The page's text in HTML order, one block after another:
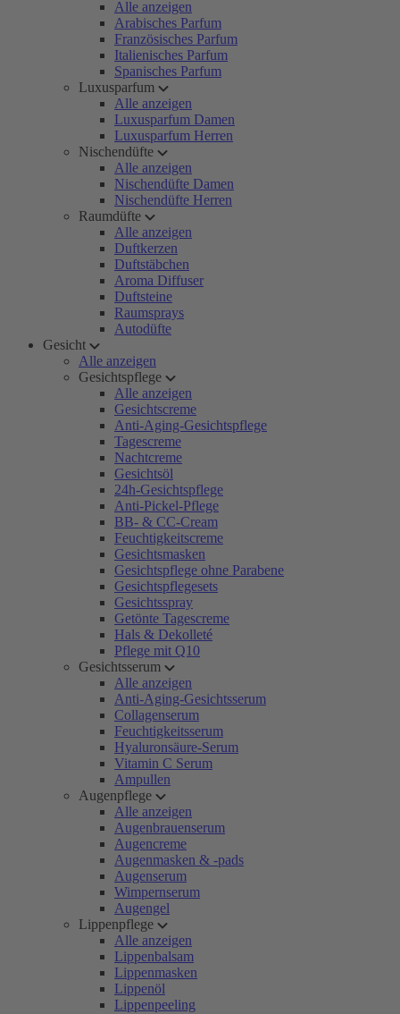
Alle anzeigen
Arabisches Parfum
Französisches Parfum
Italienisches Parfum
Spanisches Parfum
Luxusparfum
Alle anzeigen
Luxusparfum Damen
Luxusparfum Herren
Nischendüfte
Alle anzeigen
Nischendüfte Damen
Nischendüfte Herren
Raumdüfte
Alle anzeigen
Duftkerzen
Duftstäbchen
Aroma Diffuser
Duftsteine
Raumsprays
Autodüfte
Gesicht
Alle anzeigen
Gesichtspflege
Alle anzeigen
Gesichtscreme
Anti-Aging-Gesichtspflege
Tagescreme
Nachtcreme
Gesichtsöl
24h-Gesichtspflege
Anti-Pickel-Pflege
BB- & CC-Cream
Feuchtigkeitscreme
Gesichtsmasken
Gesichtspflege ohne Parabene
Gesichtspflegesets
Gesichtsspray
Getönte Tagescreme
Hals & Dekolleté
Pflege mit Q10
Gesichtsserum
Alle anzeigen
Anti-Aging-Gesichtsserum
Collagenserum
Feuchtigkeitsserum
Hyaluronsäure-Serum
Vitamin C Serum
Ampullen
Augenpflege
Alle anzeigen
Augenbrauenserum
Augencreme
Augenmasken & -pads
Augenserum
Wimpernserum
Augengel
Lippenpflege
Alle anzeigen
Lippenbalsam
Lippenmasken
Lippenöl
Lippenpeeling